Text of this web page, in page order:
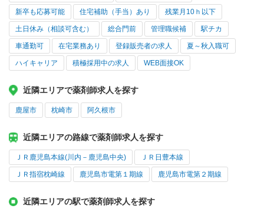
新卒も応募可能 住宅補助（手当）あり 残業月10ｈ以下
土日休み（相談可含む） 総合門前 管理職候補 駅チカ
車通勤可 在宅業務あり 登録販売者の求人 夏～秋入職可
ハイキャリア 積極採用中の求人 WEB面接OK
近隣エリアで薬剤師求人を探す
鹿屋市 枕崎市 阿久根市
近隣エリアの路線で薬剤師求人を探す
ＪＲ鹿児島本線(川内－鹿児島中央) ＪＲ日豊本線
ＪＲ指宿枕崎線 鹿児島市電第１期線 鹿児島市電第２期線
近隣エリアの駅で薬剤師求人を探す